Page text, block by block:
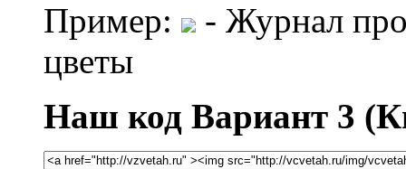
Пример:
- Журнал
цветы
Наш код Вариант 3